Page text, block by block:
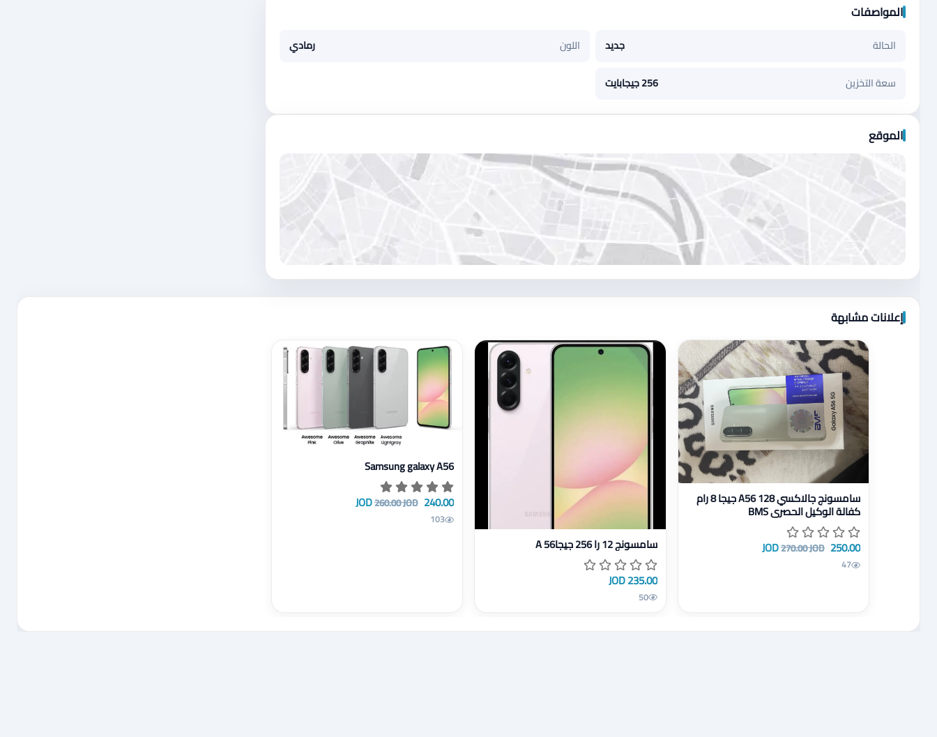
المواصفات
الحالة جديد اللون رمادي
سعة التخزين 256 جيجابايت
الموقع
اضغط لتحميل الموقع
إعلانات مشابهة
عرض تفاصيل سامسونج جالاكسي A56 128 جيجا 8 رام كفالة الوكيل الحصري BMS سامسونج جالاكسي A56 128 جيجا 8 رام
كفالة الوكيل الحصري BMS
250.00 JOD
270.00 JOD
47
عرض تفاصيل سامسونج 12 را 256 جيجاA 56
سامسونج 12 را 256 جيجاA 56
235.00 JOD
50
عرض تفاصيل Samsung galaxy A56
Samsung galaxy A56
240.00 JOD
260.00 JOD
103